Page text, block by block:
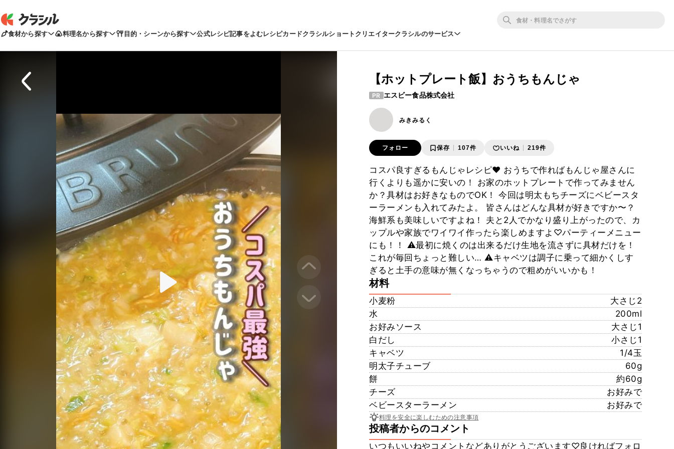
食材から探す 料理名から探す 目的・シーンから探す 公式レシピ記事をよむレシピカードクラシルショートクリエイタークラシルのサービス
【ホットプレート飯】おうちもんじゃ
PR エスビー食品株式会社
みきみるく
フォロー 保存 107件 いいね 219件
コスパ良すぎるもんじゃレシピ♥ おうちで作ればもんじゃ屋さんに
行くよりも遥かに安いの！ お家のホットプレートで作ってみません
か？具材はお好きなものでOK！ 今回は明太もちチーズにベビースタ
ーラーメンも入れてみたよ。 皆さんはどんな具材が好きですか〜？
海鮮系も美味しいですよね！ 夫と2人でかなり盛り上がったので、カ
ップルや家族でワイワイ作ったら楽しめますよ♡パーティーメニュー
にも！！ ⚠︎最初に焼くのは出来るだけ生地を流さずに具材だけを！
これが毎回ちょっと難しい… ⚠︎キャベツは調子に乗って細かくしす
ぎると土手の意味が無くなっちゃうので粗めがいいかも！
材料
小麦粉
大さじ2
水
200ml
お好みソース
大さじ1
白だし
小さじ1
キャベツ
1/4玉
明太子チューブ
60g
餅
約60g
チーズ
お好みで
ベビースターラーメン
お好みで
料理を安全に楽しむための注意事項
投稿者からのコメント
いつもいいねやコメントなどありがとうございます♡良ければフォロ